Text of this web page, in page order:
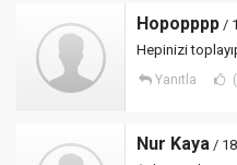
Hopopppp /
Hepinizi
Yanıtla
Nur Kaya /